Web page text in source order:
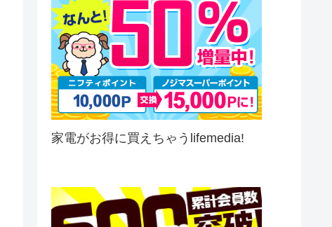
家電がお得に買えちゃうlifemedia!